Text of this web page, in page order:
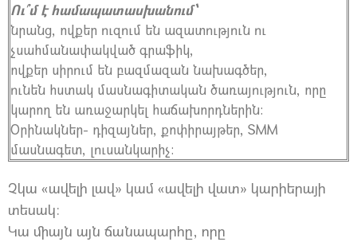
Ու՞մ է համապատասխանում՝
նրանց, ովքեր ուզում են ազատություն ու
չսահմանափակված գրաֆիկ,
ովքեր սիրում են բազմազան նախագծեր,
ունեն հստակ մասնագիտական ծառայություն, որը
կարող են առաջարկել հաճախորդներին։
Օրինակներ- դիզայներ, քոփիրայթեր, SMM
մասնագետ, լուսանկարիչ։
Չկա «ավելի լավ» կամ «ավելի վատ» կարիերայի
տեսակ։
Կա միայն այն ճանապարհը, որը